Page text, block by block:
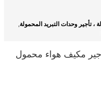
، تأجير وحدات التبريد المحمولة,
50 هرتز ، تأجير مكيف هواء محمول